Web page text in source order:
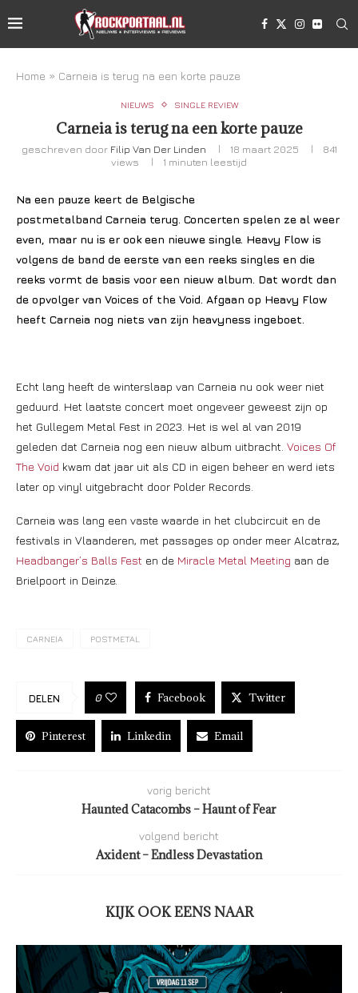
Home » Carneia is terug na een korte pauze
NIEUWS SINGLE REVIEW
Carneia is terug na een korte pauze
geschreven door Filip Van Der Linden 18 maart 2025
841
views
1 minuten leestijd
Na een pauze keert de Belgische
postmetalband Carneia terug. Concerten spelen ze al weer
even, maar nu is er ook een nieuwe single. Heavy Flow is
volgens de band de eerste van een reeks singles en die
reeks vormt de basis voor een nieuw album. Dat wordt dan
de opvolger van Voices of the Void. Afgaan op Heavy Flow
heeft Carneia nog niets van zijn heavyness ingeboet.
Echt lang heeft de winterslaap van Carneia nu ook weer niet
geduurd. Het laatste concert moet ongeveer geweest zijn op
het Gullegem Metal Fest in 2023. Het is wel al van 2019
geleden dat Carneia nog een nieuw album uitbracht. Voices Of
The Void kwam dat jaar uit als CD in eigen beheer en werd iets
later op vinyl uitgebracht door Polder Records.
Carneia was lang een vaste waarde in het clubcircuit en de
festivals in Vlaanderen, met passages op onder meer Alcatraz,
Headbanger’s Balls Fest en de Miracle Metal Meeting aan de
Brielpoort in Deinze.
CARNEIA POSTMETAL
DELEN 0 Facebook Twitter
Pinterest Linkedin Email
vorig bericht
Haunted Catacombs – Haunt of Fear
volgend bericht
Axident – Endless Devastation
KIJK OOK EENS NAAR